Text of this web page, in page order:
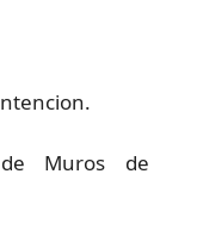
Muros de